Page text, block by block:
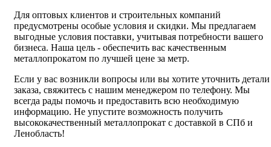
Для оптовых клиентов и строительных компаний
предусмотрены особые условия и скидки. Мы предлагаем
выгодные условия поставки, учитывая потребности вашего
бизнеса. Наша цель - обеспечить вас качественным
металлопрокатом по лучшей цене за метр.
Если у вас возникли вопросы или вы хотите уточнить детали
заказа, свяжитесь с нашим менеджером по телефону. Мы
всегда рады помочь и предоставить всю необходимую
информацию. Не упустите возможность получить
высококачественный металлопрокат с доставкой в СПб и
Ленобласть!